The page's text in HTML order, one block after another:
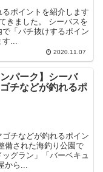
ポイントを紹介します
きました。 シーバスを
「バチ抜けするポイン
す...
2020.11.07
ンパーク】シーバ
チなどが釣れるポ
ゴチなどが釣れるポイン
備された海釣り公園で
グラン」「バーベキュ
から...